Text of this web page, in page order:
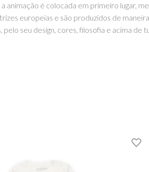
é colocada em primeiro lugar,
europeias e são produzidos de
seu design, cores, filosofia e acima de